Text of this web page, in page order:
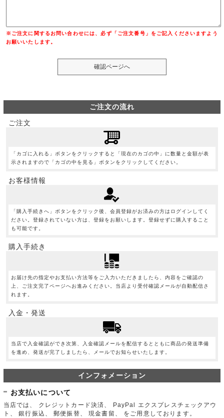
※ご注文に関するお問い合わせには、必ず「ご注文番号」をご記入くださいますよう
お願いいたします。
ご注文の流れ
ご注文
「カゴに入れる」ボタンをクリックすると「現在のカゴの中」に数量と金額が表
示されますので「カゴの中を見る」ボタンをクリックしてください。
お客様情報
「購入手続きへ」ボタンをクリック後、会員登録がお済みの方はログインしてく
ださい。登録されていない方は、登録をお願いします。登録せずに購入すること
も可能です。
購入手続き
お届け先の指定やお支払い方法等をご入力いただきましたら、内容をご確認の
上、ご注文完了ページへお進みください。当店より受付確認メールが自動配信さ
れます。
入金・発送
当店で入金確認ができ次第、入金確認メールを配信するとともに商品の発送準備
を進め、発送が完了しましたら、メールでお知らせいたします。
インフォメーション
お支払いについて
当店では、 クレジットカード決済、 PayPal エクスプレスチェックアウ
ト、 銀行振込、 郵便振替、 現金書留、 をご用意しております。